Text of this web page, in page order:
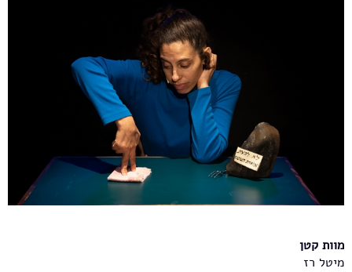
מוות קטן
מיטל רז